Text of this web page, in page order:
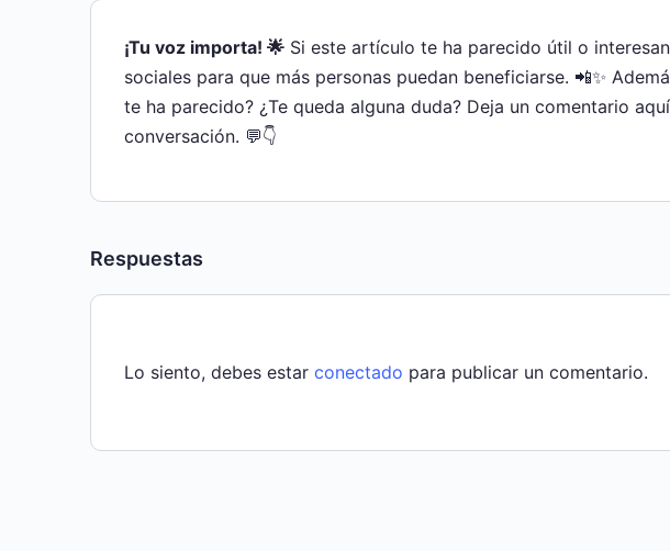
¡Tu voz importa! 🌟 Si este artículo te ha parecido útil o
sociales para que más personas puedan beneficiarse. 📲✨
te ha parecido? ¿Te queda alguna duda? Deja un comentario
conversación. 💬👇
Respuestas
Lo siento, debes estar conectado para publicar un comentario.